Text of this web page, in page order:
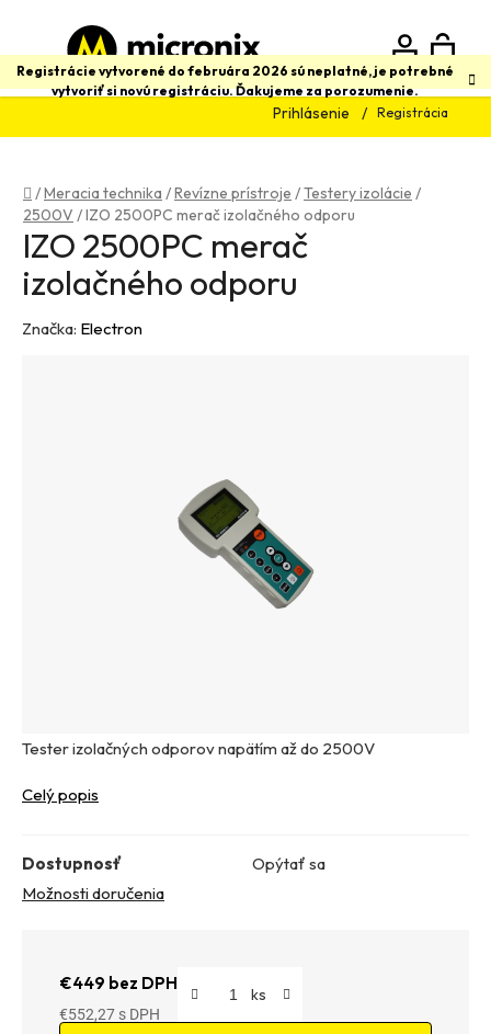
obsah
Registrácie vytvorené do februára 2026 sú neplatné, je potrebné
vytvoriť si novú registráciu. Ďakujeme za porozumenie.
Prihlásenie Registrácia
Hľadať
Domov
/Meracia technika /Revízne prístroje /Testery izolácie /
2500V /IZO 2500PC merač izolačného odporu
Tester izolačných odporov napätím až do 2500V
Celý popis
Dostupnosť
Opýtať sa
Možnosti doručenia
€449 bez DPH
€552,27
IZO 2500PC merač
izolačného odporu
Značka: Electron